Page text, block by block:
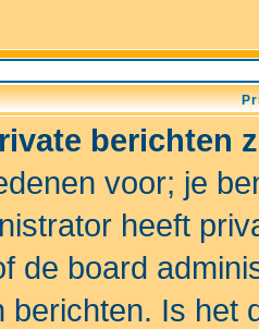
berichten
voor; je
heeft
de board
berichten. Is het